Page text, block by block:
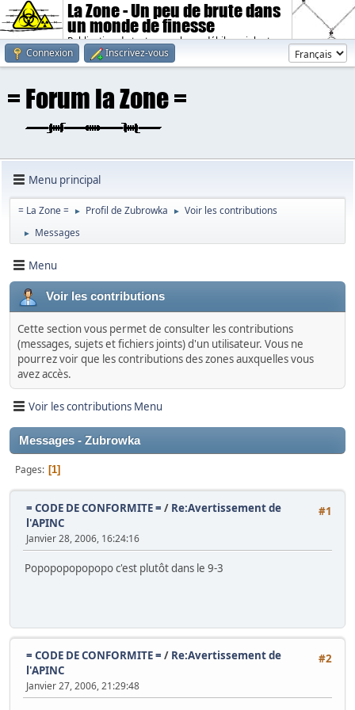
La Zone - Un peu de brute dans
un monde de finesse
Publication de textes sombres, débiles, violents.
Connexion
Inscrivez-vous
Menu principal
= La Zone = ► Profil de Zubrowka ► Voir les contributions
► Messages
Menu
Voir les contributions
Cette section vous permet de consulter les contributions
(messages, sujets et fichiers joints) d'un utilisateur. Vous ne
pourrez voir que les contributions des zones auxquelles vous
avez accès.
Voir les contributions Menu
Messages - Zubrowka
Pages 1
#1
= CODE DE CONFORMITE = / Re:Avertissement de
l'APINC
Janvier 28, 2006, 16:24:16
Popopopopopopo c'est plutôt dans le 9-3
#2
= CODE DE CONFORMITE = / Re:Avertissement de
l'APINC
Janvier 27, 2006, 21:29:48